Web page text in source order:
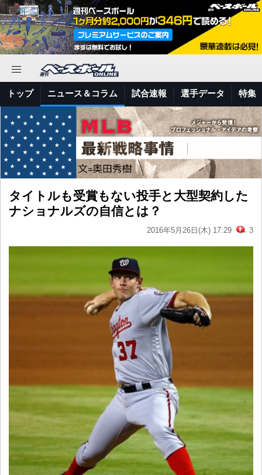
トップ ニュース＆コラム 試合速報 選手データ 特集
タイトルも受賞もない投手と大型契約した
ナショナルズの自信とは？
2016年5月26日(木) 17:29 3